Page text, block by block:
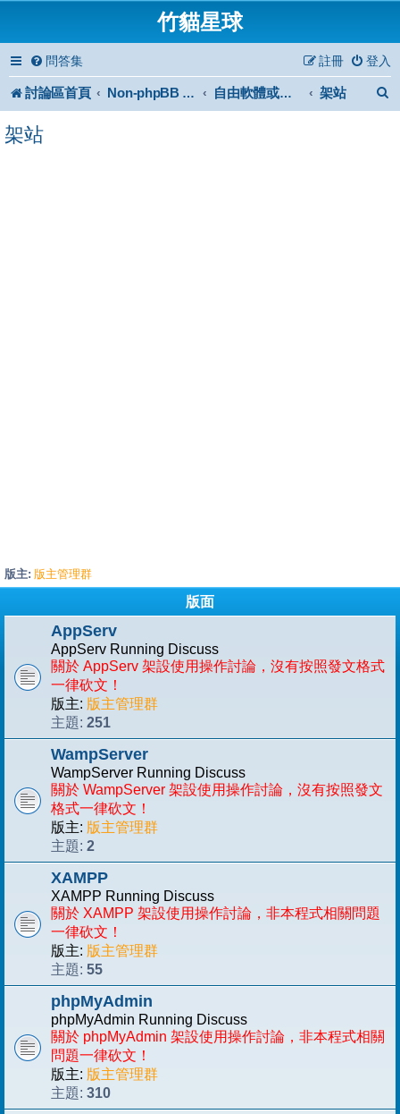
竹貓星球
問答集 登入
註冊
討論區首頁 Non-phpBB specific 自由軟體或免費軟體 架站
架站
版主: 版主管理群
版面
AppServ
AppServ Running Discuss
關於 AppServ 架設使用操作討論，沒有按照發文格式
一律砍文！
版主: 版主管理群
主題: 251
WampServer
WampServer Running Discuss
關於 WampServer 架設使用操作討論，沒有按照發文
格式一律砍文！
版主: 版主管理群
主題: 2
XAMPP
XAMPP Running Discuss
關於 XAMPP 架設使用操作討論，非本程式相關問題
一律砍文！
版主: 版主管理群
主題: 55
phpMyAdmin
phpMyAdmin Running Discuss
關於 phpMyAdmin 架設使用操作討論，非本程式相關
問題一律砍文！
版主: 版主管理群
主題: 310